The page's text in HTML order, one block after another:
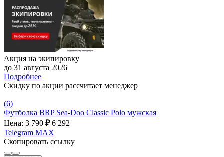
Акция на экипировку
до 31 августа 2026
Подробнее
Скидку по акции рассчитает менеджер
(6)
Футболка BRP Sea-Doo Classic Polo мужская
Цена: 3 790 ₽ 6 292
Telegram MAX
Скопировать ссылку